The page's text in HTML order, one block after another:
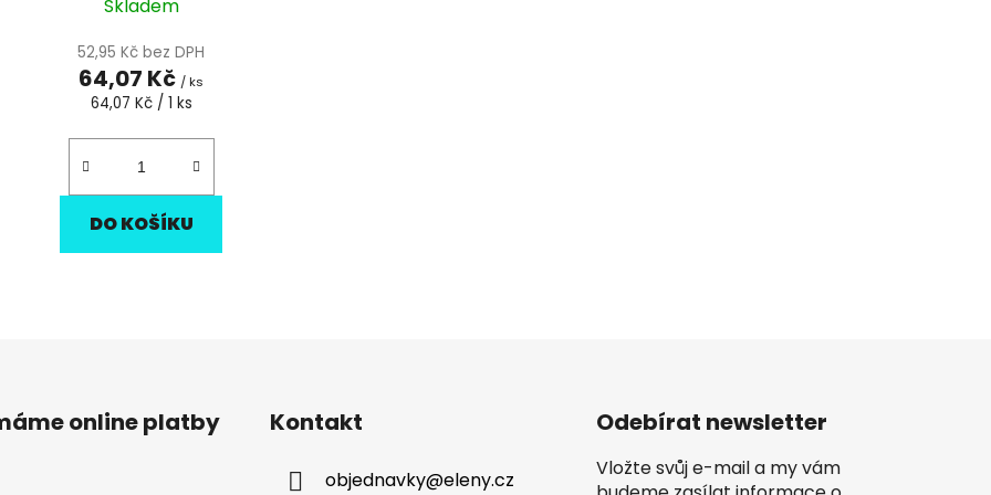
Skladem
52,95 Kč bez DPH
64,07 Kč / ks
Měrná
64,07 Kč / 1 ks
DO KOŠÍKU
í
online platby Kontakt
objednavky@eleny.cz
Odebírat newsletter
Vložte svůj e-mail a my vám